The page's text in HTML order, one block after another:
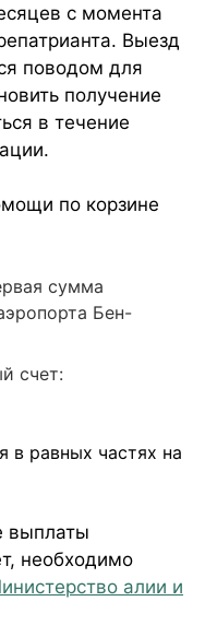
с момента
Выезд
поводом для
получение
в течение
по корзине
сумма
Бен-
счет:
в равных частях на
выплаты
необходимо
алии и